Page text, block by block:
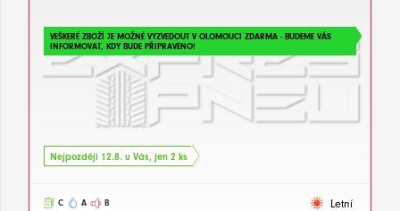
VEŠKERÉ ZBOŽÍ JE MOŽNÉ VYZVEDOUT V OLOMOUCI ZDARMA - BUDEME VÁS
INFORMOVAT, KDY BUDE PŘIPRAVENO!
Nejpozději 12.8. u Vás, jen 2 ks
C A B Letní